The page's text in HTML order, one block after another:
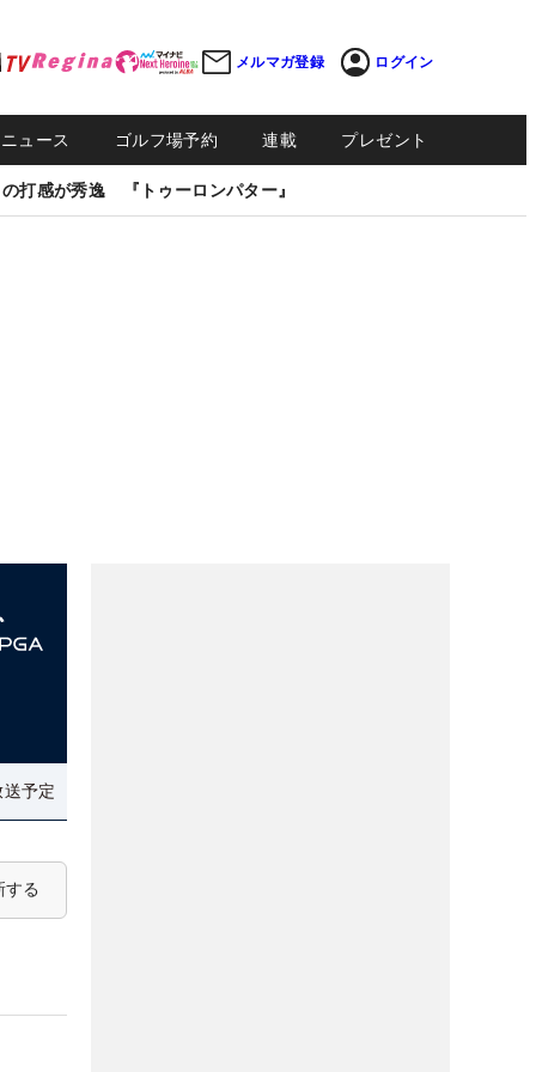
メルマガ登録 ログイン
ュース ゴルフ場予約 連載 プレゼント
打感が秀逸 『トゥーロンパター』
予定
する